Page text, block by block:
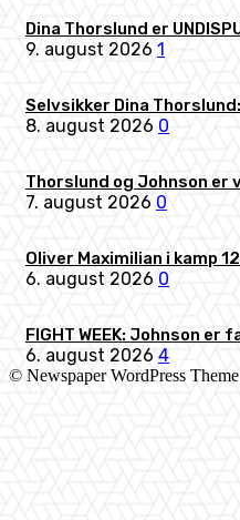
Dina Thorslund er
9. august 2026 1
Selvsikker Dina
8. august 2026 0
Thorslund og Johnson er
7. august 2026 0
Oliver Maximilian i kamp
6. august 2026 0
FIGHT WEEK: Johnson
6. august 2026 4
© Newspaper WordPress